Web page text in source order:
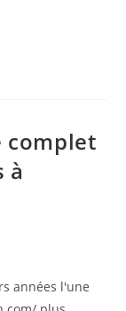
complet
à
années l'une